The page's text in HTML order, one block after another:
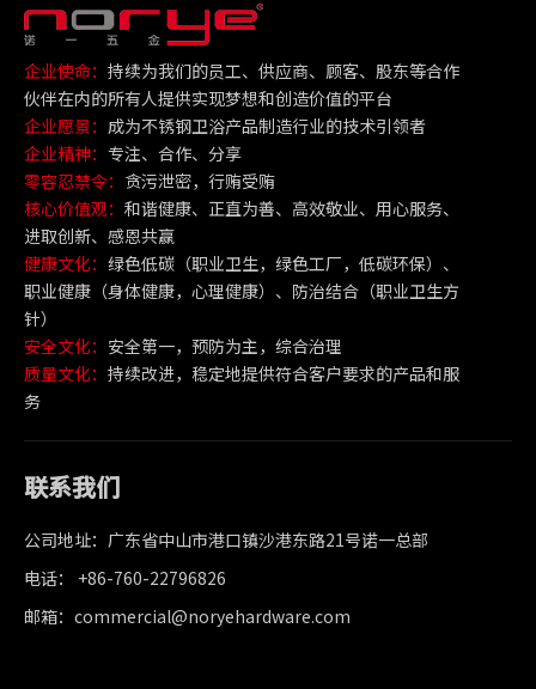
企业使命： 持续为我们的员工、供应商、顾客、股东等合作
伙伴在内的所有人提供实现梦想和创造价值的平台
企业愿景： 成为不锈钢卫浴产品制造行业的技术引领者
企业精神： 专注、合作、分享
零容忍禁令： 贪污泄密，行贿受贿
核心价值观： 和谐健康、正直为善、高效敬业、用心服务、
进取创新、感恩共赢
健康文化： 绿色低碳（职业卫生，绿色工厂，低碳环保）、
职业健康（身体健康，心理健康）、防治结合（职业卫生方
针）
安全文化： 安全第一，预防为主，综合治理
质量文化： 持续改进，稳定地提供符合客户要求的产品和服
务
联系我们
公司地址：广东省中山市港口镇沙港东路21号诺一总部
电话： +86-760-22796826
邮箱：commercial@noryehardware.com